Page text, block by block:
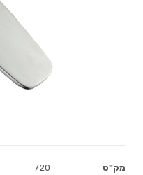
מק"ט
720